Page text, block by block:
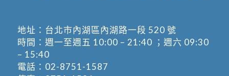
地址： 台北市內湖區內湖路一段 520 號
時間：週一至週五 10:00 – 21:40 ；週六 09:30
– 15:40
電話： 02-8751-1587